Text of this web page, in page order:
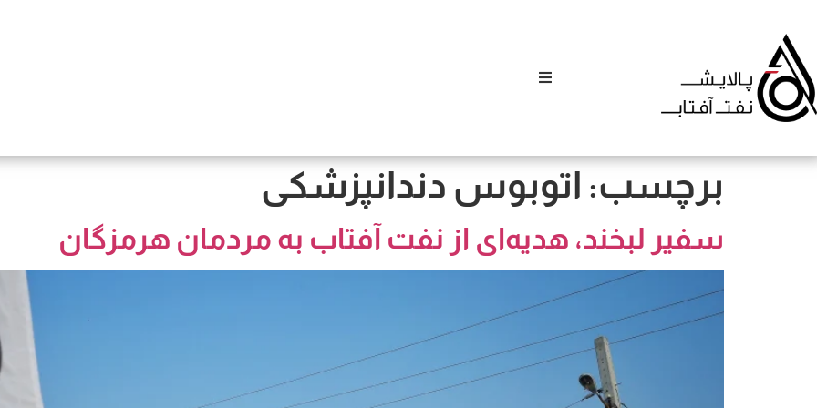
برچسب: اتوبوس دندانپزشکی
سفیر لبخند، هدیه‌ای از نفت آفتاب به مردمان هرمزگان